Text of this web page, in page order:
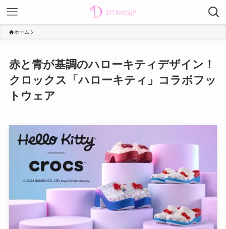
ホーム
赤と青が基調のハローキティデザイン！
クロックス「ハローキティ」コラボフッ
トウェア